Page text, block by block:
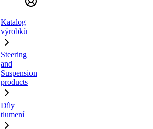
Katalog
výrobků
Steering
and
Suspension
products
Díly
tlumení